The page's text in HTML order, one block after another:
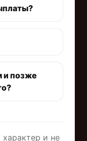
и позже
и не